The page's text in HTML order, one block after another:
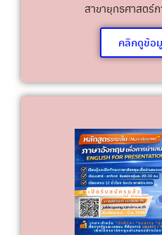
สาขายุทธศาสตร์
คลิกดูข้อ